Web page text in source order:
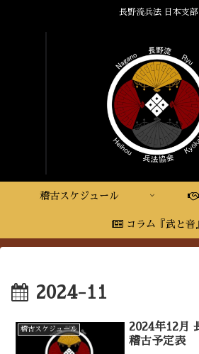
長野流兵法 日本支部
稽古スケジュール
コラム『武と音
2024-11
稽古スケジュール
2024年12月
稽古予定表